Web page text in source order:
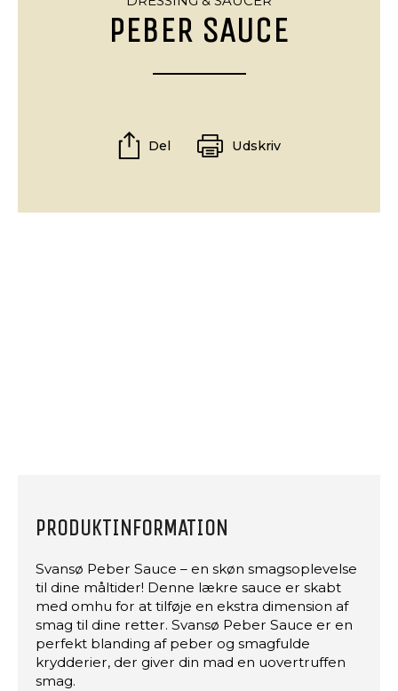
PEBER SAUCE
Del Udskriv
PRODUKTINFORMATION
Svansø Peber Sauce – en skøn smagsoplevelse
til dine måltider! Denne lækre sauce er skabt
med omhu for at tilføje en ekstra dimension af
smag til dine retter. Svansø Peber Sauce er en
perfekt blanding af peber og smagfulde
krydderier, der giver din mad en uovertruffen
smag.